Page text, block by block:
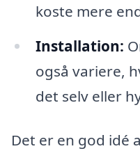
koste mere
Installation:
også variere,
det selv eller
Det er en god idé